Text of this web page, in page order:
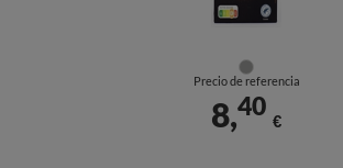
Precio de referencia
8,40
€